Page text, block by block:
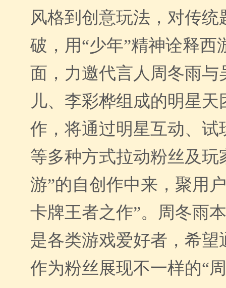
风格到创意玩法，对传统
破，用“少年”精神诠释西
面，力邀代言人周冬雨与
儿、李彩桦组成的明星天
作，将通过明星互动、试
等多种方式拉动粉丝及玩
游”的自创作中来，聚用
卡牌王者之作”。周冬雨
是各类游戏爱好者，希望
作为粉丝展现不一样的“